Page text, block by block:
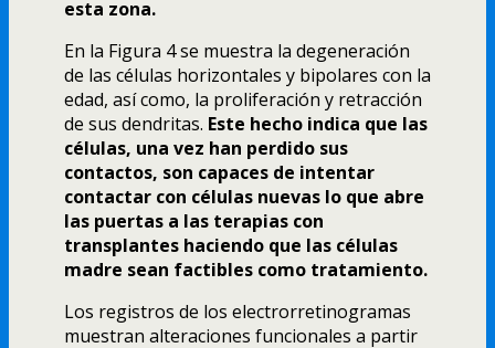
esta zona.
En la Figura 4 se muestra la degeneración
de las células horizontales y bipolares con la
edad, así­ como, la proliferación y retracción
de sus dendritas. Este hecho indica que las
células, una vez han perdido sus
contactos, son capaces de intentar
contactar con células nuevas lo que abre
las puertas a las terapias con
transplantes haciendo que las células
madre sean factibles como tratamiento.
Los registros de los electrorretinogramas
muestran alteraciones funcionales a partir